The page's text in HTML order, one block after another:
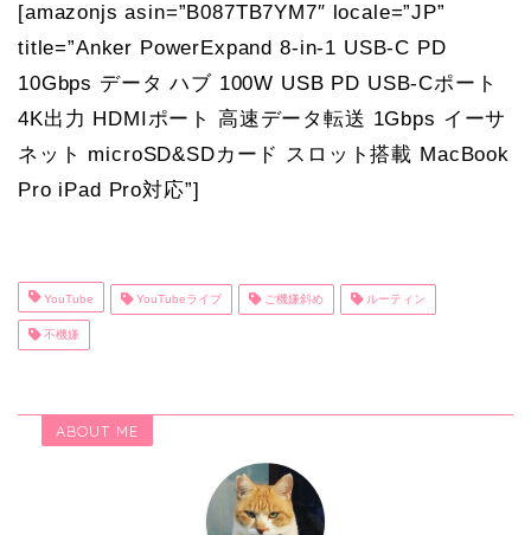
[amazonjs asin=”B087TB7YM7″ locale=”JP”
title=”Anker PowerExpand 8-in-1 USB-C PD
10Gbps データ ハブ 100W USB PD USB-Cポート
4K出力 HDMIポート 高速データ転送 1Gbps イーサ
ネット microSD&SDカード スロット搭載 MacBook
Pro iPad Pro対応”]
YouTube YouTubeライブ ご機嫌斜め ルーティン
不機嫌
ABOUT ME